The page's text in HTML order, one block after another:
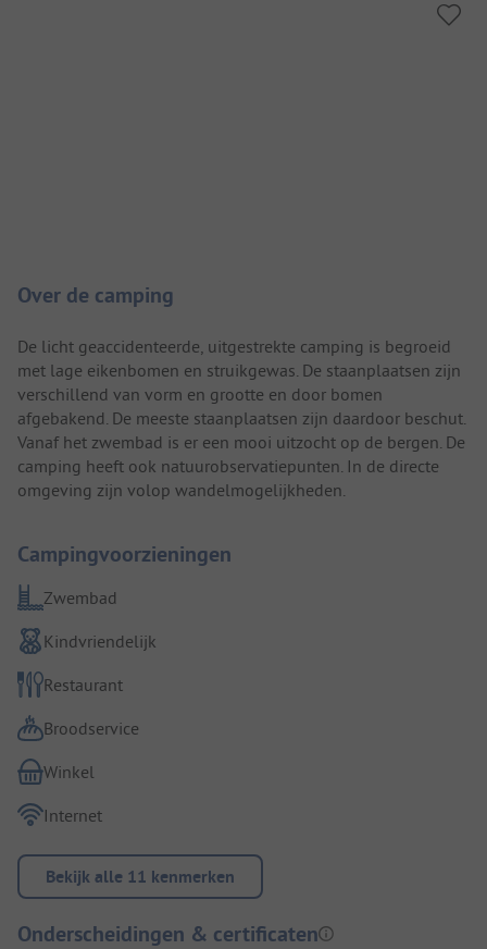
Over de camping
De licht geaccidenteerde, uitgestrekte camping is begroeid
met lage eikenbomen en struikgewas. De staanplaatsen zijn
verschillend van vorm en grootte en door bomen
afgebakend. De meeste staanplaatsen zijn daardoor beschut.
Vanaf het zwembad is er een mooi uitzocht op de bergen. De
camping heeft ook natuurobservatiepunten. In de directe
omgeving zijn volop wandelmogelijkheden.
Campingvoorzieningen
Zwembad
Kindvriendelijk
Restaurant
Broodservice
Winkel
Internet
Bekijk alle 11 kenmerken
Onderscheidingen & certificaten